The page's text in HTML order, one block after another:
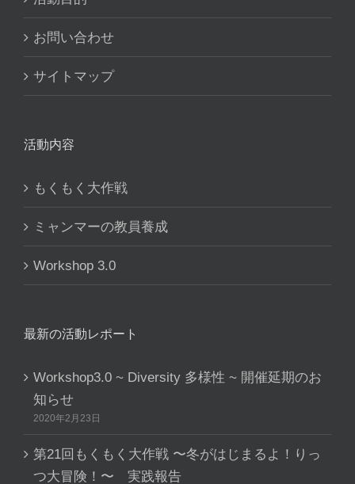
お問い合わせ
サイトマップ
活動内容
もくもく大作戦
ミャンマーの教員養成
Workshop 3.0
最新の活動レポート
Workshop3.0 ~ Diversity 多様性 ~ 開催延期のお
知らせ
2020年2月23日
第21回もくもく大作戦 〜冬がはじまるよ！りっ
つ大冒険！〜 実践報告